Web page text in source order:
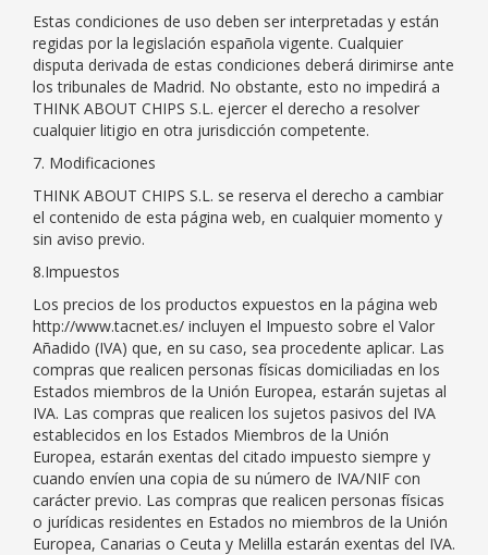
Estas condiciones de uso deben ser interpretadas y están
regidas por la legislación española vigente. Cualquier
disputa derivada de estas condiciones deberá dirimirse ante
los tribunales de Madrid. No obstante, esto no impedirá a
THINK ABOUT CHIPS S.L. ejercer el derecho a resolver
cualquier litigio en otra jurisdicción competente.
7. Modificaciones
THINK ABOUT CHIPS S.L. se reserva el derecho a cambiar
el contenido de esta página web, en cualquier momento y
sin aviso previo.
8.Impuestos
Los precios de los productos expuestos en la página web
http://www.tacnet.es/ incluyen el Impuesto sobre el Valor
Añadido (IVA) que, en su caso, sea procedente aplicar. Las
compras que realicen personas físicas domiciliadas en los
Estados miembros de la Unión Europea, estarán sujetas al
IVA. Las compras que realicen los sujetos pasivos del IVA
establecidos en los Estados Miembros de la Unión
Europea, estarán exentas del citado impuesto siempre y
cuando envíen una copia de su número de IVA/NIF con
carácter previo. Las compras que realicen personas físicas
o jurídicas residentes en Estados no miembros de la Unión
Europea, Canarias o Ceuta y Melilla estarán exentas del IVA.